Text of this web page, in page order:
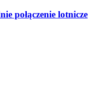
połączenie lotnicze